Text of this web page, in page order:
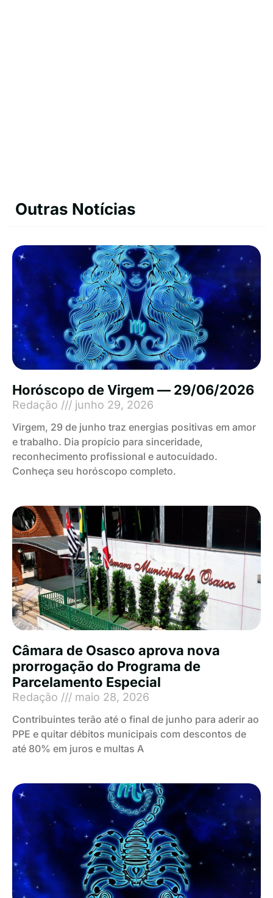
Outras Notícias
Horóscopo de Virgem — 29/06/2026
Redação junho 29, 2026
Virgem, 29 de junho traz energias positivas em amor
e trabalho. Dia propício para sinceridade,
reconhecimento profissional e autocuidado.
Conheça seu horóscopo completo.
Câmara de Osasco aprova nova
prorrogação do Programa de
Parcelamento Especial
Redação maio 28, 2026
Contribuintes terão até o final de junho para aderir ao
PPE e quitar débitos municipais com descontos de
até 80% em juros e multas A